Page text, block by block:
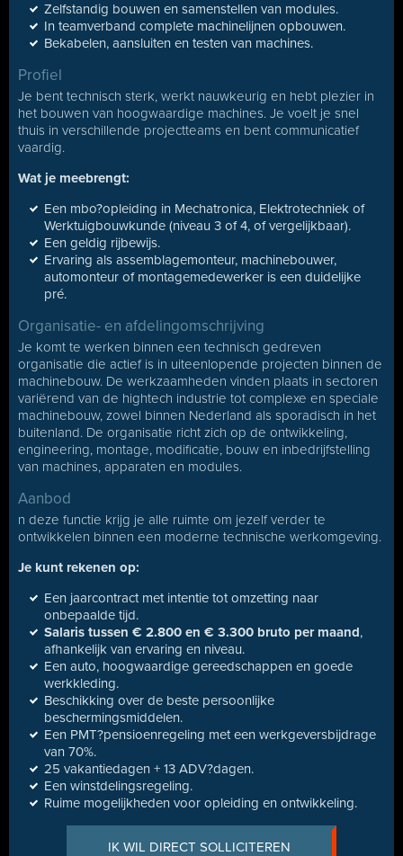
Zelfstandig bouwen en samenstellen van modules.
In teamverband complete machinelijnen opbouwen.
Bekabelen, aansluiten en testen van machines.
Profiel
Je bent technisch sterk, werkt nauwkeurig en hebt plezier in
het bouwen van hoogwaardige machines. Je voelt je snel
thuis in verschillende projectteams en bent communicatief
vaardig.
Wat je meebrengt:
Een mbo?opleiding in Mechatronica, Elektrotechniek of
Werktuigbouwkunde (niveau 3 of 4, of vergelijkbaar).
Een geldig rijbewijs.
Ervaring als assemblagemonteur, machinebouwer,
automonteur of montagemedewerker is een duidelijke
pré.
Organisatie- en afdelingomschrijving
Je komt te werken binnen een technisch gedreven
organisatie die actief is in uiteenlopende projecten binnen de
machinebouw. De werkzaamheden vinden plaats in sectoren
variërend van de hightech industrie tot complexe en speciale
machinebouw, zowel binnen Nederland als sporadisch in het
buitenland. De organisatie richt zich op de ontwikkeling,
engineering, montage, modificatie, bouw en inbedrijfstelling
van machines, apparaten en modules.
Aanbod
n deze functie krijg je alle ruimte om jezelf verder te
ontwikkelen binnen een moderne technische werkomgeving.
Je kunt rekenen op:
Een jaarcontract met intentie tot omzetting naar
onbepaalde tijd.
Salaris tussen € 2.800 en € 3.300 bruto per maand,
afhankelijk van ervaring en niveau.
Een auto, hoogwaardige gereedschappen en goede
werkkleding.
Beschikking over de beste persoonlijke
beschermingsmiddelen.
Een PMT?pensioenregeling met een werkgeversbijdrage
van 70%.
25 vakantiedagen + 13 ADV?dagen.
Een winstdelingsregeling.
Ruime mogelijkheden voor opleiding en ontwikkeling.
IK WIL DIRECT SOLLICITEREN